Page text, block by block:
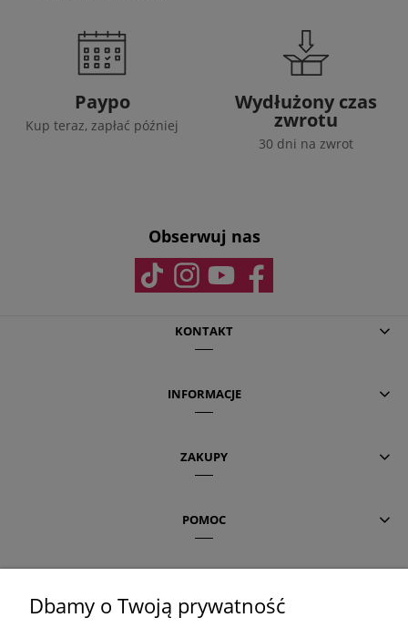
Paypo
Kup teraz, zapłać później
Wydłużony czas
zwrotu
30 dni na zwrot
Obserwuj nas
KONTAKT
INFORMACJE
ZAKUPY
POMOC
Dbamy o Twoją prywatność